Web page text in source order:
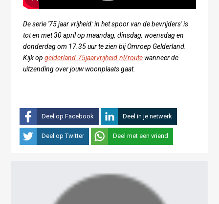
De serie '75 jaar vrijheid: in het spoor van de bevrijders' is
tot en met 30 april op maandag, dinsdag, woensdag en
donderdag om 17.35 uur te zien bij Omroep Gelderland.
Kijk op gelderland.75jaarvrijheid.nl/routewanneer de
uitzending over jouw woonplaats gaat.
Deel op Facebook Deel in je netwerk
Deel op Twitter Deel met een vriend